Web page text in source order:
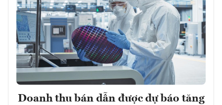
Doanh thu bán dẫn được dự báo tăng